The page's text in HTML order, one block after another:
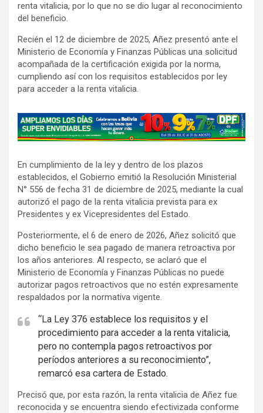
renta vitalicia, por lo que no se dio lugar al reconocimiento
del beneficio.
Recién el 12 de diciembre de 2025, Añez presentó ante el
Ministerio de Economía y Finanzas Públicas una solicitud
acompañada de la certificación exigida por la norma,
cumpliendo así con los requisitos establecidos por ley
para acceder a la renta vitalicia.
A
d
e
r
t
i
e
m
e
n
t
:
En cumplimiento de la ley y dentro de los plazos
establecidos, el Gobierno emitió la Resolución Ministerial
N° 556 de fecha 31 de diciembre de 2025, mediante la cual
autorizó el pago de la renta vitalicia prevista para ex
Presidentes y ex Vicepresidentes del Estado.
Posteriormente, el 6 de enero de 2026, Añez solicitó que
dicho beneficio le sea pagado de manera retroactiva por
los años anteriores. Al respecto, se aclaró que el
Ministerio de Economía y Finanzas Públicas no puede
autorizar pagos retroactivos que no estén expresamente
respaldados por la normativa vigente.
“La Ley 376 establece los requisitos y el
procedimiento para acceder a la renta vitalicia,
pero no contempla pagos retroactivos por
períodos anteriores a su reconocimiento”,
remarcó esa cartera de Estado.
Precisó que, por esta razón, la renta vitalicia de Añez fue
reconocida y se encuentra siendo efectivizada conforme